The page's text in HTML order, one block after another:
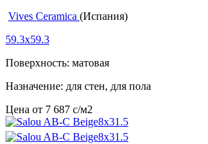
Vives Ceramica (Испания)
59.3x59.3
Поверхность: матовая
Назначение: для стен, для пола
Цена от 7 687 c/м2